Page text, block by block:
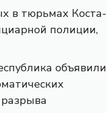
в тюрьмах Коста-
полиции,
объявили